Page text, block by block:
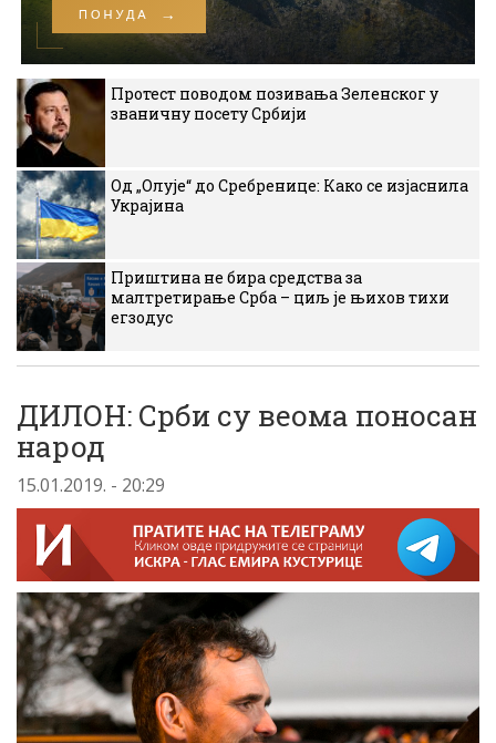
Протест поводом позивања Зеленског у
званичну посету Србији
Од „Олује“ до Сребренице: Како се изјаснила
Украјина
Приштина не бира средства за
малтретирање Срба – циљ је њихов тихи
егзодус
ДИЛОН: Срби су веома поносан
народ
15.01.2019. - 20:29